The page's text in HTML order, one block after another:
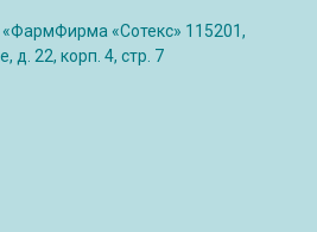
«Сотекс» 115201,
д. 22, корп. 4, стр. 7